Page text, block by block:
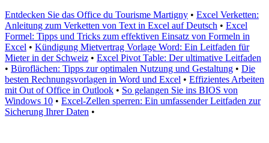
Entdecken Sie das Office du Tourisme Martigny • Excel Verketten:
Anleitung zum Verketten von Text in Excel auf Deutsch • Excel
Formel: Tipps und Tricks zum effektiven Einsatz von Formeln in
Excel • Kündigung Mietvertrag Vorlage Word: Ein Leitfaden für
Mieter in der Schweiz • Excel Pivot Table: Der ultimative Leitfaden
• Büroflächen: Tipps zur optimalen Nutzung und Gestaltung • Die
besten Rechnungsvorlagen in Word und Excel • Effizientes Arbeiten
mit Out of Office in Outlook • So gelangen Sie ins BIOS von
Windows 10 • Excel-Zellen sperren: Ein umfassender Leitfaden zur
Sicherung Ihrer Daten •